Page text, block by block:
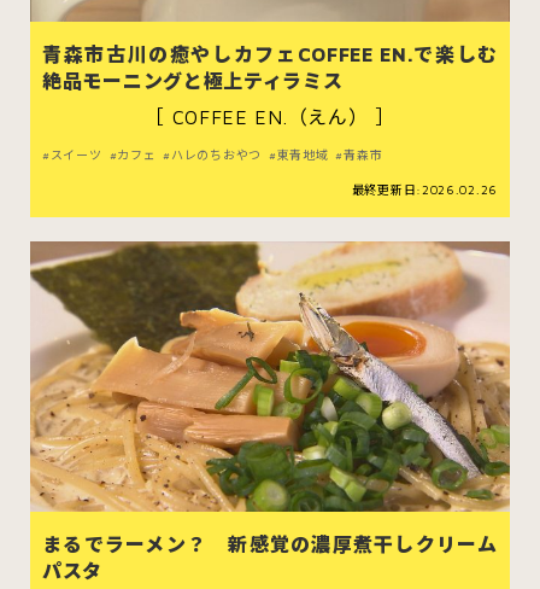
青森市古川の癒やしカフェCOFFEE EN.で楽しむ
絶品モーニングと極上ティラミス
［ COFFEE EN.（えん） ］
スイーツ カフェ ハレのちおやつ 東青地域 青森市
最終更新日:2026.02.26
まるでラーメン？ 新感覚の濃厚煮干しクリーム
パスタ